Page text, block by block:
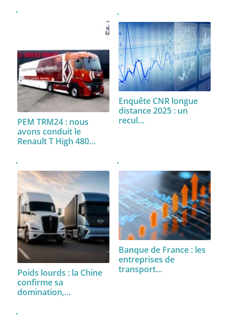
PEM TRM24 : nous
avons conduit le
Renault T High 480…
Enquête CNR longue
distance 2025 : un
recul…
Poids lourds : la Chine
confirme sa
domination,…
Banque de France : les
entreprises de
transport…